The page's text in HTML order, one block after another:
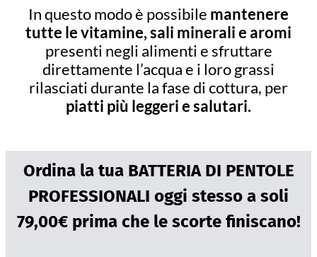
In questo modo è possibile mantenere
tutte le vitamine, sali minerali e aromi
presenti negli alimenti e sfruttare
direttamente l’acqua e i loro grassi
rilasciati durante la fase di cottura, per
piatti più leggeri e salutari.
Ordina la tua BATTERIA DI PENTOLE
PROFESSIONALI oggi stesso a soli
79,00€ prima che le scorte finiscano!